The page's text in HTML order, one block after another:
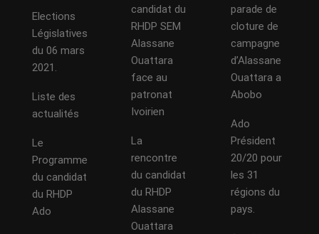
Elections
Législatives
du 06 mars
2021.
Liste des
actualités
Le
Programme
du candidat
du RHDP
Ado
candidat du
RHDP SEM
Alassane
Ouattara
face au
patronat
Ivoirien
La
rencontre
du candidat
du RHDP
Alassane
Ouattara
parade de
cloture de
campagne
d’Alassane
Ouattara a
Abobo
Ado
Président
20/20 pour
les 31
régions du
pays.